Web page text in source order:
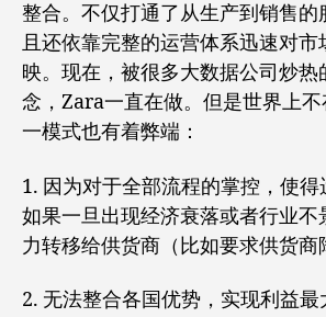
整合。不仅打通了从生产到销售的
且还依靠完整的运营体系迅速对市
映。现在，被很多大数据公司炒热
念，Zara一直在做。但是世界上
一模式也有着弊端：
1. 因为对于全部流程的掌控，使得
如果一旦出现经济衰落或者行业不
力转移给供货商（比如要求供货商
2. 无法整合各国优势，实现利益最